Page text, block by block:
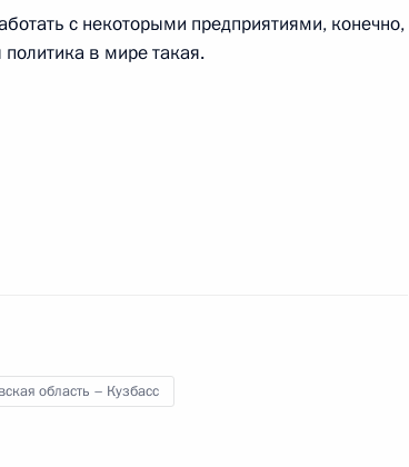
с некоторыми предприятиями, конечно,
в мире такая.
область – Кузбасс